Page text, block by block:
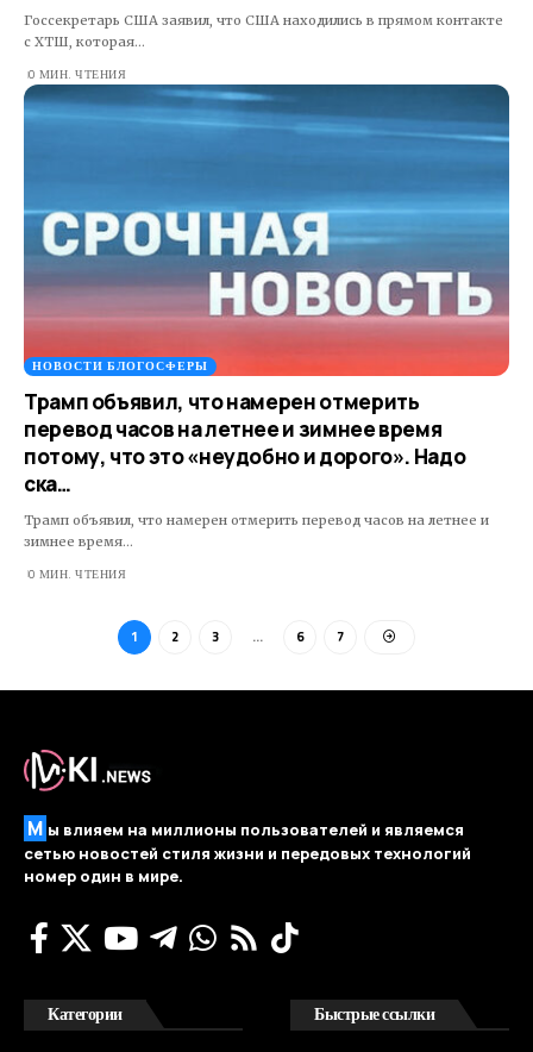
Госсекретарь США заявил, что США находились в прямом контакте
с ХТШ, которая…
0 МИН. ЧТЕНИЯ
НОВОСТИ БЛОГОСФЕРЫ
Трамп объявил, что намерен отмерить
перевод часов на летнее и зимнее время
потому, что это «неудобно и дорого». Надо
ска…
Трамп объявил, что намерен отмерить перевод часов на летнее и
зимнее время…
0 МИН. ЧТЕНИЯ
1 2 3 … 6 7
М ы влияем на миллионы пользователей и являемся
сетью новостей стиля жизни и передовых технологий
номер один в мире.
Категории Быстрые ссылки